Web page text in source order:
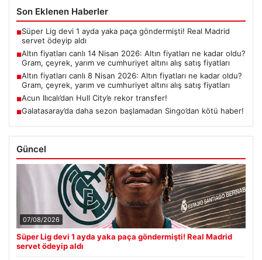
Son Eklenen Haberler
■Süper Lig devi 1 ayda yaka paça göndermişti! Real Madrid
servet ödeyip aldı
■Altın fiyatları canlı 14 Nisan 2026: Altın fiyatları ne kadar oldu?
Gram, çeyrek, yarım ve cumhuriyet altını alış satış fiyatları
■Altın fiyatları canlı 8 Nisan 2026: Altın fiyatları ne kadar oldu?
Gram, çeyrek, yarım ve cumhuriyet altını alış satış fiyatları
■Acun Ilıcalı’dan Hull City’e rekor transfer!
■Galatasaray’da daha sezon başlamadan Singo’dan kötü haber!
Güncel
07/08/2026
Süper Lig devi 1 ayda yaka paça göndermişti! Real Madrid
servet ödeyip aldı